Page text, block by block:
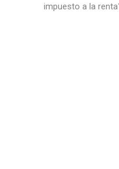
impuesto a la